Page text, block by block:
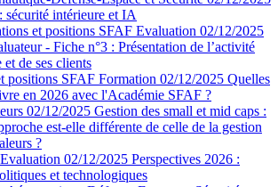
intérieure et IA
et positions SFAF Evaluation 02/12/2025
- Fiche n°3 : Présentation de l’activité
et de ses clients
positions SFAF Formation 02/12/2025 Quelles
en 2026 avec l'Académie SFAF ?
02/12/2025 Gestion des small et mid caps :
est-elle différente de celle de la gestion
?
Evaluation 02/12/2025 Perspectives 2026 :
et technologiques